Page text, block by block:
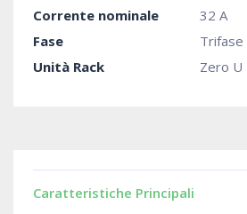
Corrente nominale
32 A
Fase
Trifase
Unità Rack
Zero U
Caratteristiche Principali